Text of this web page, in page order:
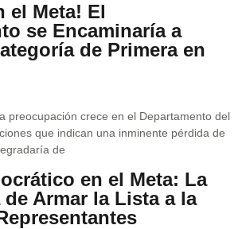
el Meta! El
se Encaminaría a
de Primera en
preocupación crece en el Departamento del
que indican una inminente pérdida de
de
en el Meta: La
Armar la Lista a la